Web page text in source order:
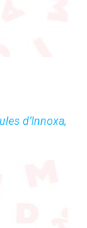
d’Innoxa,